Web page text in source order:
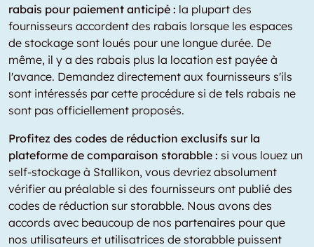
rabais pour paiement anticipé : la plupart des
fournisseurs accordent des rabais lorsque les espaces
de stockage sont loués pour une longue durée. De
même, il y a des rabais plus la location est payée à
l'avance. Demandez directement aux fournisseurs s'ils
sont intéressés par cette procédure si de tels rabais ne
sont pas officiellement proposés.
Profitez des codes de réduction exclusifs sur la
plateforme de comparaison storabble : si vous louez un
self-stockage à Stallikon, vous devriez absolument
vérifier au préalable si des fournisseurs ont publié des
codes de réduction sur storabble. Nous avons des
accords avec beaucoup de nos partenaires pour que
nos utilisateurs et utilisatrices de storabble puissent